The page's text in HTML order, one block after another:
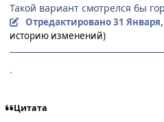
Такой вариант смотрелся бы
Отредактировано31
историю изменений)
.
Цитата